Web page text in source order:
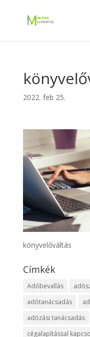
2022. feb 25.
könyvelőváltás
Címkék
Adóbevallás
adótanácsadás
adózási tanácsadás
cégalapítással